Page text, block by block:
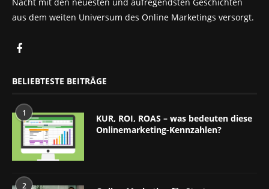
aus dem weiten Universum des Online Marketings versorgt.
BELIEBTESTE BEITRÄGE
1
KUR, ROI, ROAS – was bedeuten diese
Onlinemarketing-Kennzahlen?
2